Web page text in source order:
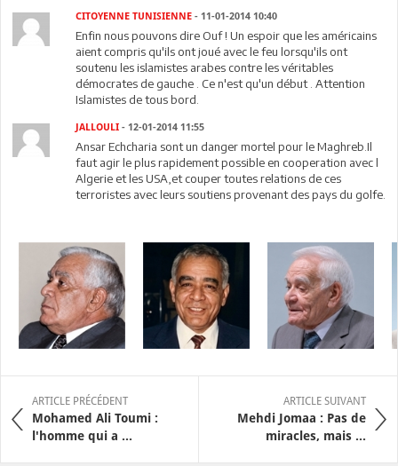
CITOYENNE TUNISIENNE - 11-01-2014 10:40
Enfin nous pouvons dire Ouf ! Un espoir que les américains
aient compris qu'ils ont joué avec le feu lorsqu'ils ont
soutenu les islamistes arabes contre les véritables
démocrates de gauche . Ce n'est qu'un début . Attention
Islamistes de tous bord.
JALLOULI - 12-01-2014 11:55
Ansar Echcharia sont un danger mortel pour le Maghreb.Il
faut agir le plus rapidement possible en cooperation avec l
Algerie et les USA,et couper toutes relations de ces
terroristes avec leurs soutiens provenant des pays du golfe.
ARTICLE PRÉCÉDENT
Mohamed Ali Toumi :
l'homme qui a ...
ARTICLE SUIVANT
Mehdi Jomaa : Pas de
miracles, mais ...